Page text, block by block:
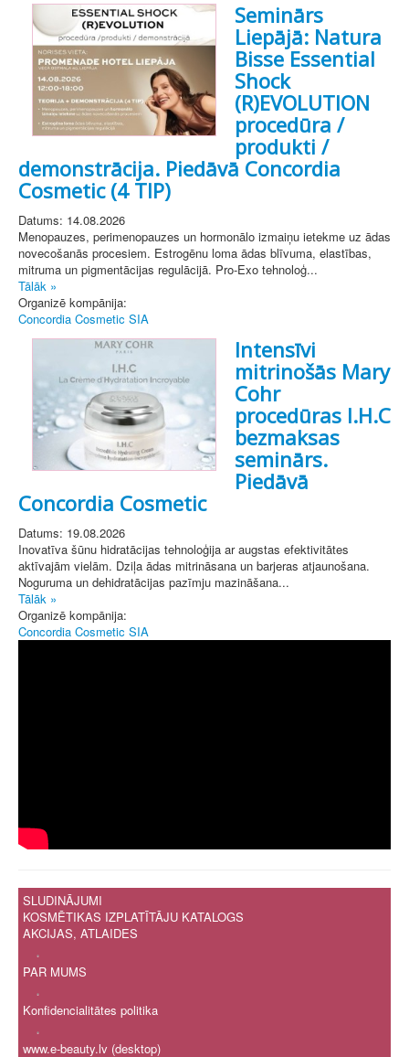
Seminārs
Liepājā: Natura
Bisse Essential
Shock
(R)EVOLUTION
procedūra /
produkti /
demonstrācija. Piedāvā Concordia
Cosmetic (4 TIP)
Datums: 14.08.2026
Menopauzes, perimenopauzes un hormonālo izmaiņu ietekme uz ādas
novecošanās procesiem. Estrogēnu loma ādas blīvuma, elastības,
mitruma un pigmentācijas regulācijā. Pro-Exo tehnoloģ...
Tālāk »
Organizē kompānija:
Concordia Cosmetic SIA
Intensīvi
mitrinošās Mary
Cohr
procedūras I.H.C
bezmaksas
seminārs.
Piedāvā
Concordia Cosmetic
Datums: 19.08.2026
Inovatīva šūnu hidratācijas tehnoloģija ar augstas efektivitātes
aktīvajām vielām. Dziļa ādas mitrināsana un barjeras atjaunošana.
Noguruma un dehidratācijas pazīmju mazināšana...
Tālāk »
Organizē kompānija:
Concordia Cosmetic SIA
SLUDINĀJUMI
KOSMĒTIKAS IZPLATĪTĀJU KATALOGS
AKCIJAS, ATLAIDES
.
PAR MUMS
.
Konfidencialitātes politika
.
www.e-beauty.lv (desktop)